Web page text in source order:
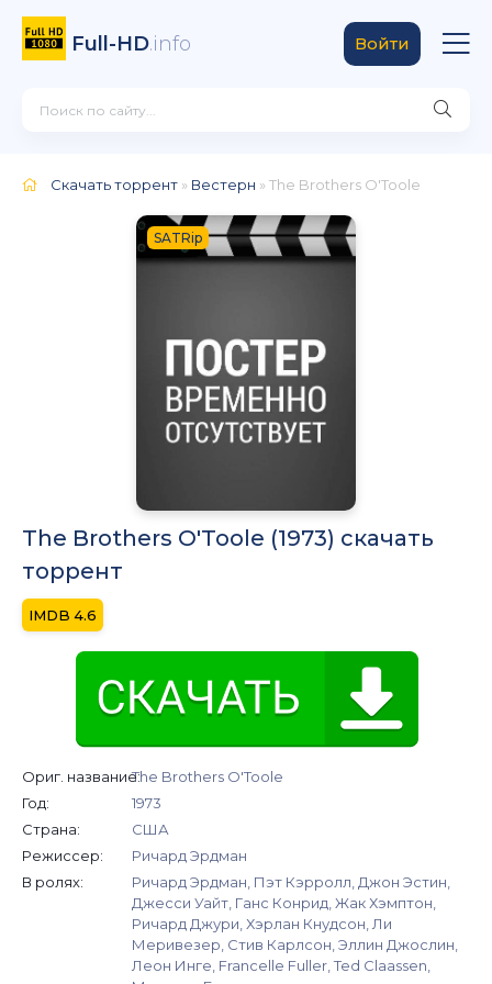
Full-HD.info Войти
Скачать торрент » Вестерн » The Brothers O'Toole
SATRip
The Brothers O'Toole (1973) скачать
торрент
4.6
Ориг. название:The Brothers O'Toole
Год:
1973
Страна:
США
Режиссер:
Ричард Эрдман
В ролях:
Ричард Эрдман, Пэт Кэрролл, Джон Эстин,
Джесси Уайт, Ганс Конрид, Жак Хэмптон,
Ричард Джури, Хэрлан Кнудсон, Ли
Меривезер, Стив Карлсон, Эллин Джослин,
Леон Инге, Francelle Fuller, Ted Claassen,